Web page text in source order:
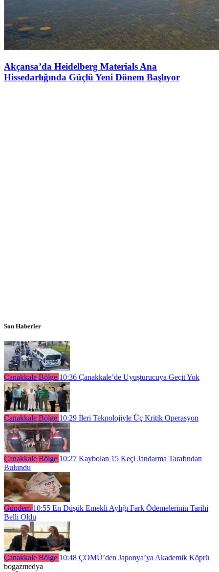
Akçansa’da Heidelberg Materials Ana
Hissedarlığında Güçlü Yeni Dönem Başlıyor
Son Haberler
Çanakkale Bölge 10:36 Çanakkale’de Uyuşturucuya Geçit Yok
Çanakkale Bölge 10:29 İleri Teknolojiyle Üç Kritik Operasyon
Çanakkale Bölge 10:27 Kaybolan 15 Keçi Jandarma Tarafından
Bulundu
Gündem 10:55 En Düşük Emekli Aylığı Fark Ödemelerinin Tarihi
Belli Oldu
Çanakkale Bölge 10:48 ÇOMÜ’den Japonya’ya Akademik Köprü
bogazmedya